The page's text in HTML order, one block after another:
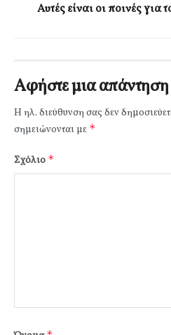
Αυτές είναι οι ποινές
Αφήστε μια απάντηση
Η ηλ. διεύθυνση σας δεν
σημειώνονται με *
Σχόλιο *